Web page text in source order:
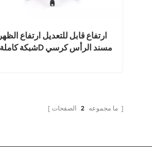
ارتفاع قابل للتعديل ارتفاع الظهر
ما مجموعه 2